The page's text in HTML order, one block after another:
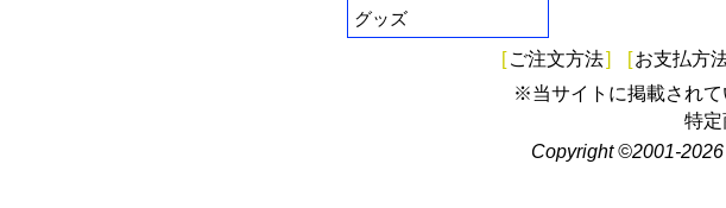
グッズ
[ ご注文方法] [お支払方
※当サイトに掲載されて
特
Copyright ©2001-